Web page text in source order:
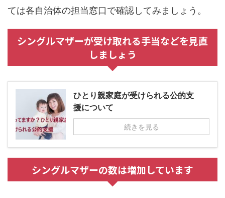
ては各自治体の担当窓口で確認してみましょう。
シングルマザーが受け取れる手当などを見直
しましょう
ひとり親家庭が受けられる公的支
援について
続きを見る
シングルマザーの数は増加しています